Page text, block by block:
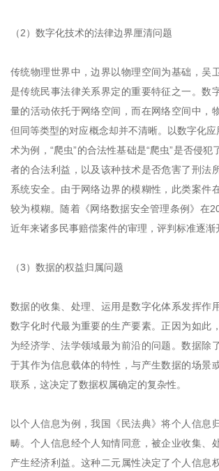
（2）数字化技术的法律边界厘清问题
传统物理世界中，边界以物理空间为基础，吴
是传统民事法律关系界定的重要特征之一。数
量的活动依托于网络空间，而在网络空间中，
但同等类型的对应概念却并不清晰。以数字化应
术为例，“爬虫”的合法性基础是“爬虫”是否侵犯
者的合法利益，以及该种技术是否危害了刑法
系统安全。由于网络边界的模糊性，此类案件
较为模糊。随着《网络数据安全管理条例》在
近年来诸多民事赔偿案件的审理，评判标准逐渐
（3）数据的权益归属问题
数据的收集、处理、运用是数字化体系发挥作
数字化时代最为重要的生产要素。正因为如此
为经济学、法学领域最为前沿的问题。数据除
于其作为信息载体的特性，与产生数据的场景
联系，这决定了数据权属确定的复杂性。
以个人信息为例，我国《民法典》将个人信息
畴。个人信息经个人知情同意，被企业收集、
产生经济利益。这种二元属性决定了个人信息